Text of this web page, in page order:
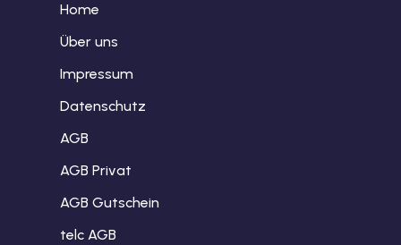
Home
Über uns
Impressum
Datenschutz
AGB
AGB Privat
AGB Gutschein
telc AGB